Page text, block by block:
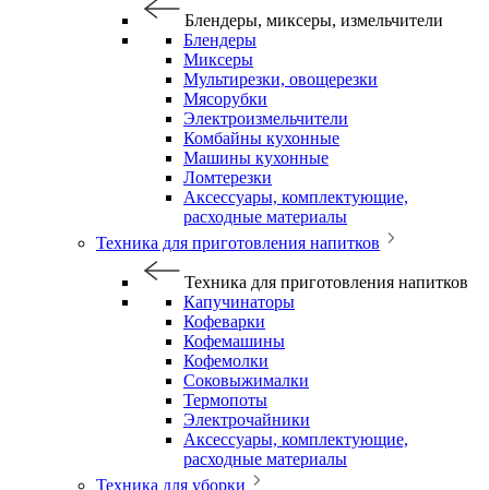
Блендеры, миксеры, измельчители
Блендеры
Миксеры
Мультирезки, овощерезки
Мясорубки
Электроизмельчители
Комбайны кухонные
Машины кухонные
Ломтерезки
Аксессуары, комплектующие,
расходные материалы
Техника для приготовления напитков
Техника для приготовления напитков
Капучинаторы
Кофеварки
Кофемашины
Кофемолки
Соковыжималки
Термопоты
Электрочайники
Аксессуары, комплектующие,
расходные материалы
Техника для уборки